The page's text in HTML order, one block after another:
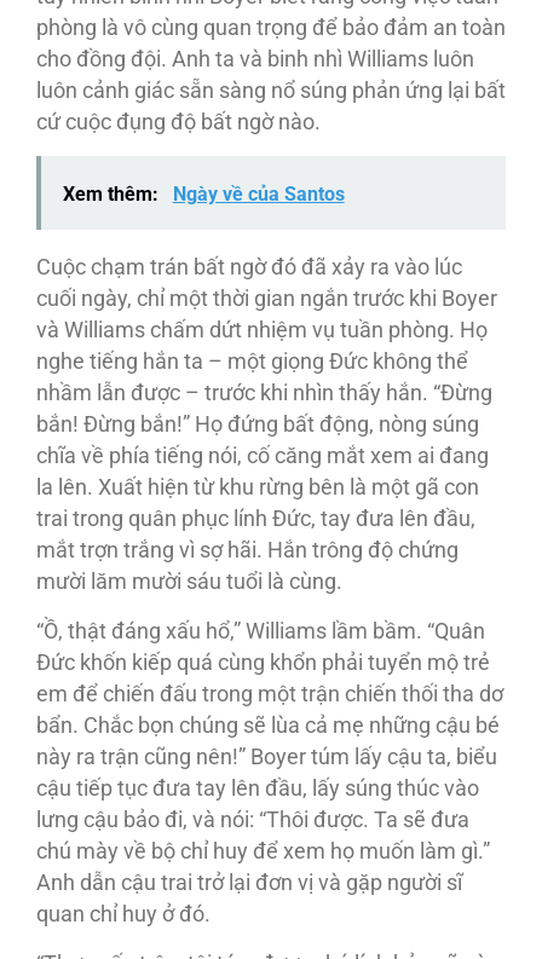
phòng là vô cùng quan trọng để bảo đảm an toàn
cho đồng đội. Anh ta và binh nhì Williams luôn
luôn cảnh giác sẵn sàng nổ súng phản ứng lại bất
cứ cuộc đụng độ bất ngờ nào.
Xem thêm: Ngày về của Santos
Cuộc chạm trán bất ngờ đó đã xảy ra vào lúc
cuối ngày, chỉ một thời gian ngắn trước khi Boyer
và Williams chấm dứt nhiệm vụ tuần phòng. Họ
nghe tiếng hắn ta – một giọng Đức không thể
nhầm lẫn được – trước khi nhìn thấy hắn. “Đừng
bắn! Đừng bắn!” Họ đứng bất động, nòng súng
chĩa về phía tiếng nói, cố căng mắt xem ai đang
la lên. Xuất hiện từ khu rừng bên là một gã con
trai trong quân phục lính Đức, tay đưa lên đầu,
mắt trợn trắng vì sợ hãi. Hắn trông độ chứng
mười lăm mười sáu tuổi là cùng.
“Ồ, thật đáng xấu hổ,” Williams lầm bầm. “Quân
Đức khốn kiếp quá cùng khổn phải tuyển mộ trẻ
em để chiến đấu trong một trận chiến thối tha dơ
bẩn. Chắc bọn chúng sẽ lùa cả mẹ những cậu bé
này ra trận cũng nên!” Boyer túm lấy cậu ta, biểu
cậu tiếp tục đưa tay lên đầu, lấy súng thúc vào
lưng cậu bảo đi, và nói: “Thôi được. Ta sẽ đưa
chú mày về bộ chỉ huy để xem họ muốn làm gì.”
Anh dẫn cậu trai trở lại đơn vị và gặp người sĩ
quan chỉ huy ở đó.